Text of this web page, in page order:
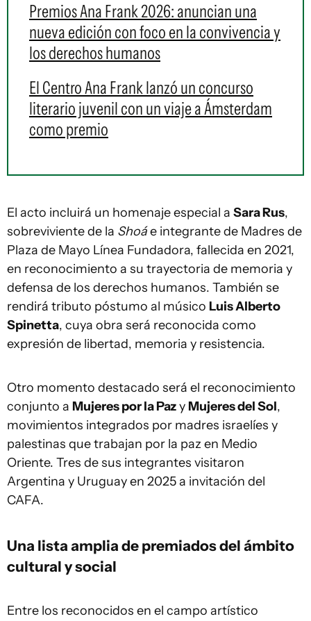
Premios Ana Frank 2026: anuncian una
nueva edición con foco en la convivencia y
los derechos humanos
El Centro Ana Frank lanzó un concurso
literario juvenil con un viaje a Ámsterdam
como premio
El acto incluirá un homenaje especial a Sara Rus,
sobreviviente de la Shoáe integrante de Madres de
Plaza de Mayo Línea Fundadora, fallecida en 2021,
en reconocimiento a su trayectoria de memoria y
defensa de los derechos humanos. También se
rendirá tributo póstumo al músico Luis Alberto
Spinetta, cuya obra será reconocida como
expresión de libertad, memoria y resistencia.
Otro momento destacado será el reconocimiento
conjunto a Mujeres por la Pazy Mujeres del Sol,
movimientos integrados por madres israelíes y
palestinas que trabajan por la paz en Medio
Oriente. Tres de sus integrantes visitaron
Argentina y Uruguay en 2025 a invitación del
CAFA.
Una lista amplia de premiados del ámbito
cultural y social
Entre los reconocidos en el campo artístico